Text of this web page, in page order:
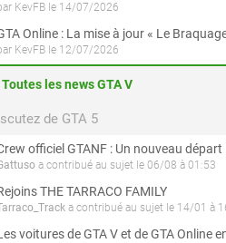
KevFB le 14/07/2026
KevFB le 12/07/2026
Toutes les news GTA V
de GTA 5
officiel GTANF : Un nouveau départ
a contribué au sujet le 06/08 à 01:53
THE TARRACO FAMILY
a contribué au sujet le 14/01 à
voitures de GTA V et de GTA Online